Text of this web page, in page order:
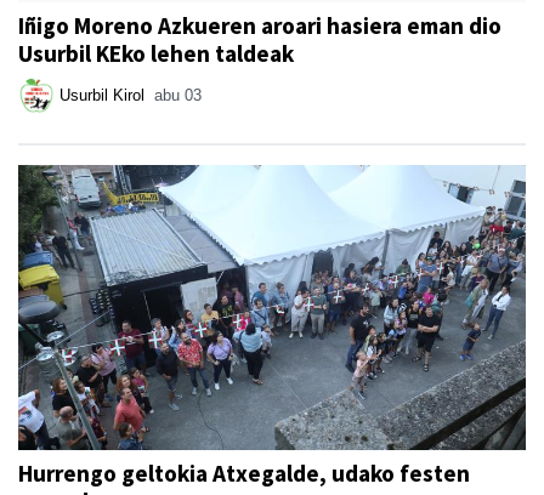
Iñigo Moreno Azkueren aroari hasiera eman dio
Usurbil KEko lehen taldeak
Usurbil Kirol abu 03
Hurrengo geltokia Atxegalde, udako festen